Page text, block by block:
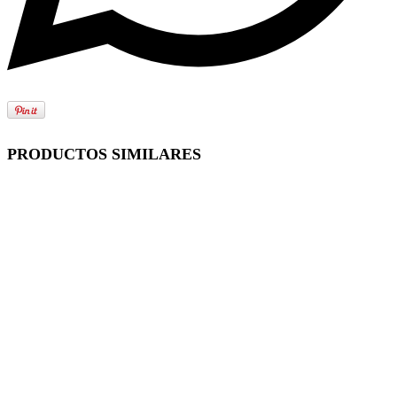
PRODUCTOS SIMILARES